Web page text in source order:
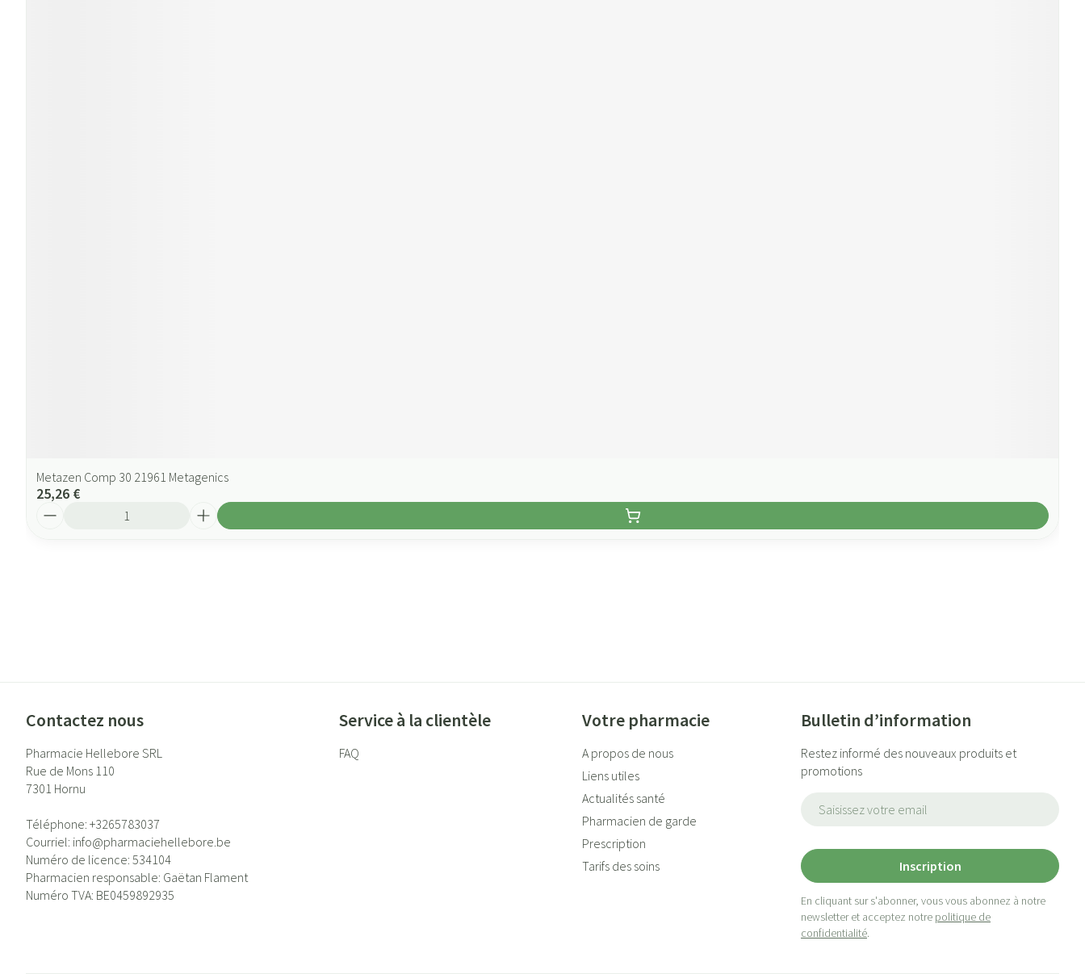
Metazen Comp 30 21961 Metagenics
25,26 €
Contactez nous
Pharmacie Hellebore SRL
Rue de Mons 110
7301 Hornu
Téléphone: +3265783037
Courriel: info@pharmaciehellebore.be
Numéro de licence: 534104
Pharmacien responsable: Gaëtan Flament
Numéro TVA: BE0459892935
Service à la clientèle
FAQ
Votre pharmacie
A propos de nous
Liens utiles
Actualités santé
Pharmacien de garde
Prescription
Tarifs des soins
Bulletin d’information
Restez informé des nouveaux produits et
promotions
Inscription
En cliquant sur s'abonner, vous vous abonnez à notre
newsletter et acceptez notre politique de
confidentialité.